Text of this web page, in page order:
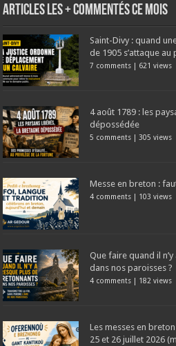
Articles les + commentés ce mois
Saint-Divy : quand
de 1905 s’attaque
7 comments 621 views
4 août 1789 : les
dépossédée
5 comments |305 views
Messe en breton :
4 comments 103 views
Que faire quand il
dans nos paroisses ?
4 comments 182 views
Les messes en
25 et 26 juillet 2026